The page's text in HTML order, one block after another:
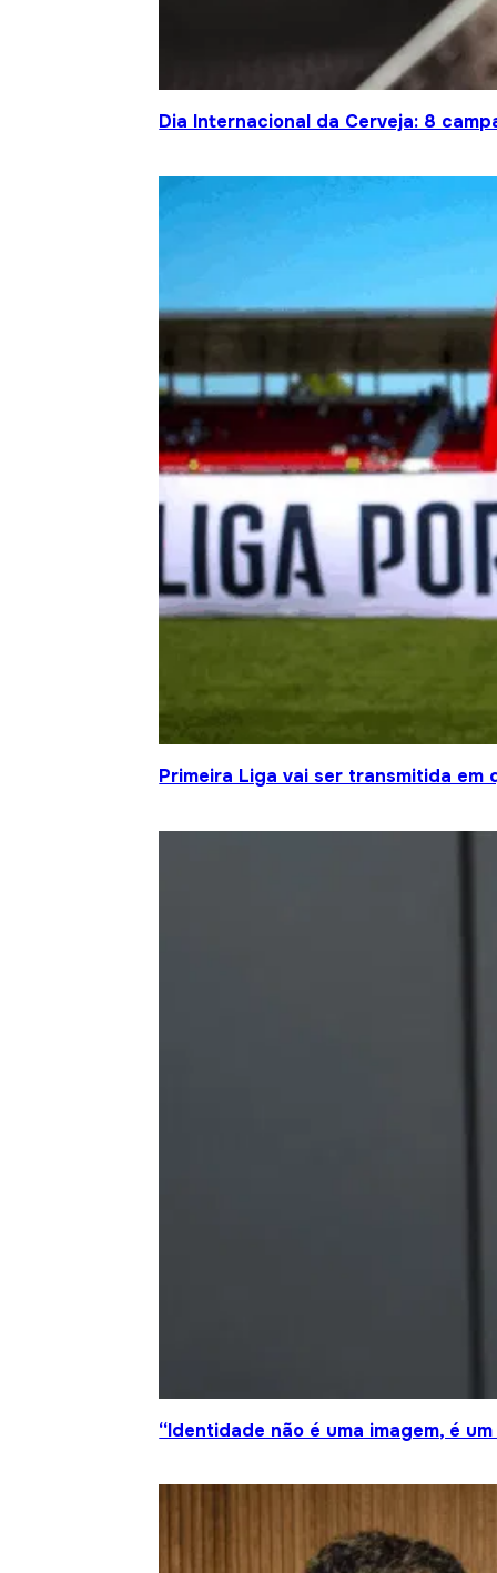
Dia Internacional da Cerveja: 8
Primeira Liga vai ser transmitida
“Identidade não é uma imagem, é